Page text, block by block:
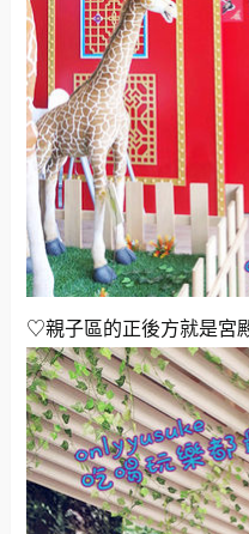
♡親子區的正後方就是宮